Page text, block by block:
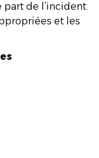
part de l’incident.
et les